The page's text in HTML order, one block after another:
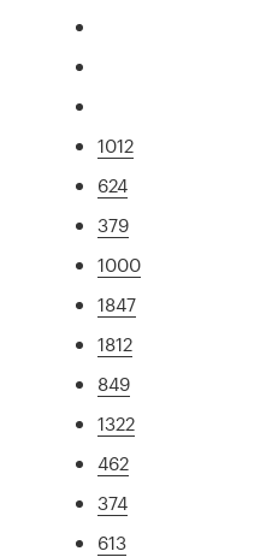
1012
624
379
1000
1847
1812
849
1322
462
374
613